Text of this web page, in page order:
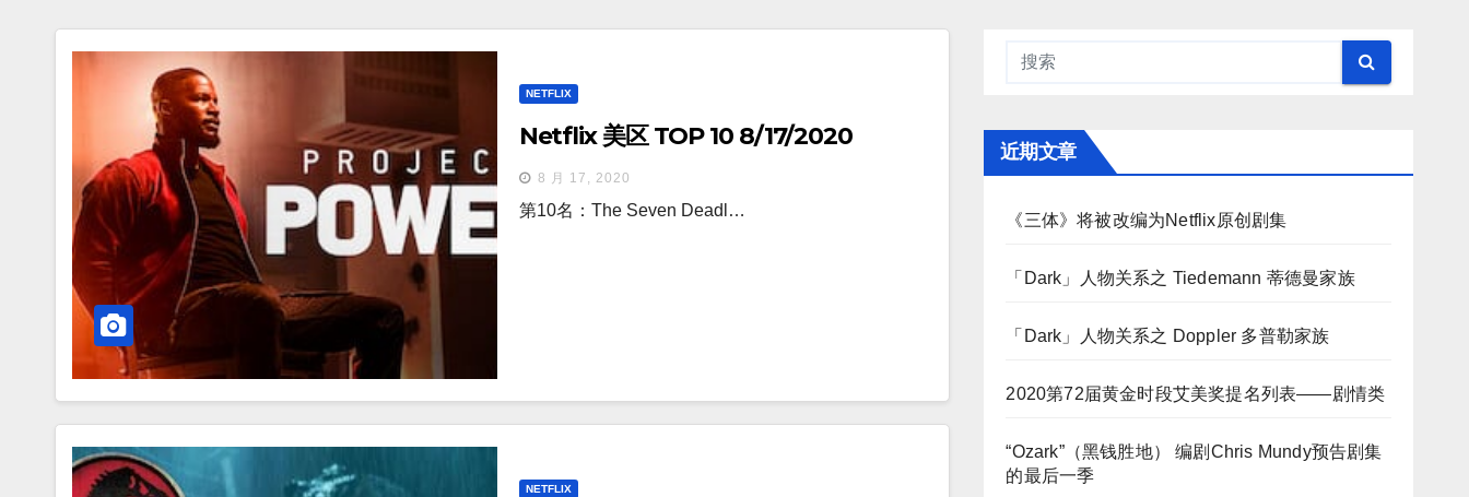
NETFLIX
Netflix 美区 TOP 10 8/17/2020
8 月 17, 2020
第10名：The Seven Deadl…
NETFLIX
近期文章
《三体》将被改编为Netflix原创剧集
「Dark」人物关系之 Tiedemann 蒂德曼家族
「Dark」人物关系之 Doppler 多普勒家族
2020第72届黄金时段艾美奖提名列表——剧情类
“Ozark”（黑钱胜地） 编剧Chris Mundy预告剧集
的最后一季